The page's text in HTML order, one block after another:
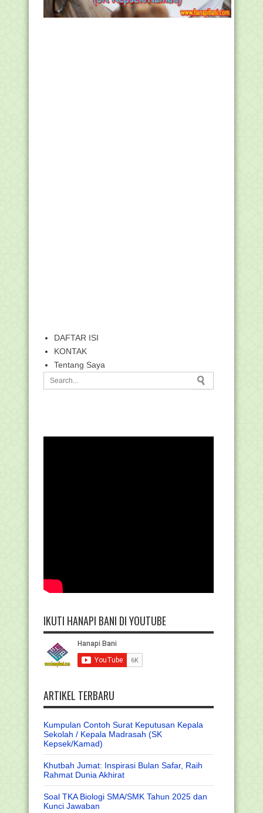
DAFTAR ISI
KONTAK
Tentang Saya
IKUTI HANAPI BANI DI YOUTUBE
ARTIKEL TERBARU
Kumpulan Contoh Surat Keputusan Kepala
Sekolah / Kepala Madrasah (SK
Kepsek/Kamad)
Khutbah Jumat: Inspirasi Bulan Safar, Raih
Rahmat Dunia Akhirat
Soal TKA Biologi SMA/SMK Tahun 2025 dan
Kunci Jawaban